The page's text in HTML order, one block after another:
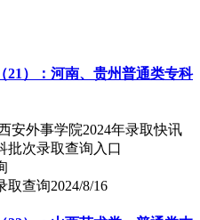
21）：河南、贵州普通类专科
安外事学院2024年录取快讯
批次录取查询入口
取查询2024/8/16